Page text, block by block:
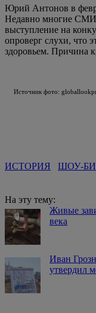
Юрий Антонов в
Недавно многие СМИ
выступление на
опроверг слухи, что
здоровьем. Причина
Источник фото:
ИСТОРИЯ ШОУ-
На эту тему:
Живые
века
Иван
утвердил